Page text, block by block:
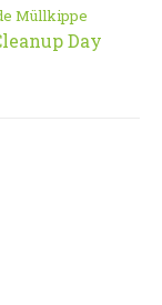
Müllkippe
Day